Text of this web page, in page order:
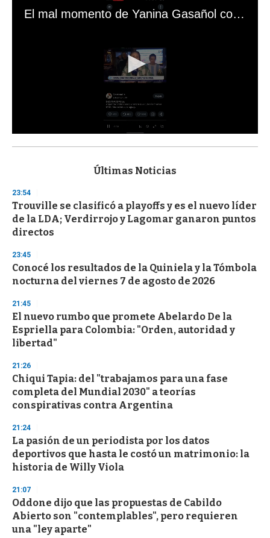
El mal momento de Yanina Gasañol con un hincha argentino en "Subrayado"
s
d
s
o
f
3
s
e
c
o
d
s
Últimas Noticias
23:54
Trouville se clasificó a playoffs y es el nuevo líder
de la LDA; Verdirrojo y Lagomar ganaron puntos
directos
23:45
Conocé los resultados de la Quiniela y la Tómbola
nocturna del viernes 7 de agosto de 2026
21:45
El nuevo rumbo que promete Abelardo De la
Espriella para Colombia: "Orden, autoridad y
libertad"
21:26
Chiqui Tapia: del "trabajamos para una fase
completa del Mundial 2030" a teorías
conspirativas contra Argentina
21:24
La pasión de un periodista por los datos
deportivos que hasta le costó un matrimonio: la
historia de Willy Viola
21:07
Oddone dijo que las propuestas de Cabildo
Abierto son "contemplables", pero requieren
una "ley aparte"